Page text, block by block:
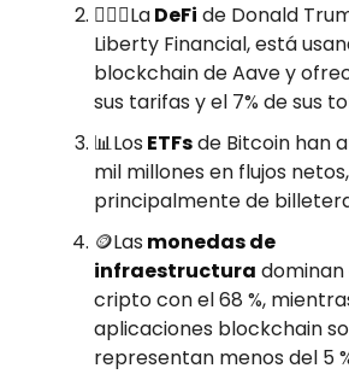
🤵🏼‍♂️LaDeFi de Donald
Liberty Financial, está
blockchain de Aave y
sus tarifas y el 7% de sus
📊Los ETFsde Bitcoin han
mil millones en flujos netos,
principalmente de
🪙Las monedas de
infraestructura
cripto con el 68 %,
aplicaciones blockchain
representan menos del 5